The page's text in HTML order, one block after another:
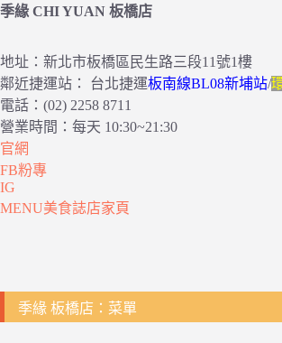
季緣 CHI YUAN 板橋店
地址：新北市板橋區民生路三段11號1樓
鄰近捷運站： 台北捷運板南線BL08新埔站/
電話：(02) 2258 8711
營業時間：每天 10:30~21:30
官網
FB粉專
IG
MENU美食誌店家頁
季緣 板橋店：菜單